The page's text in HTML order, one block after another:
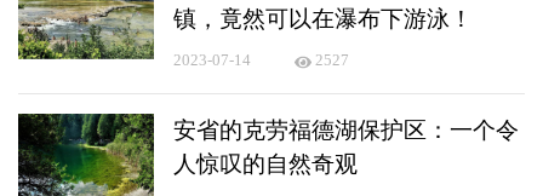
镇，竟然可以在瀑布下游泳！
2023-07-14 2527
安省的克劳福德湖保护区：一个令
人惊叹的自然奇观